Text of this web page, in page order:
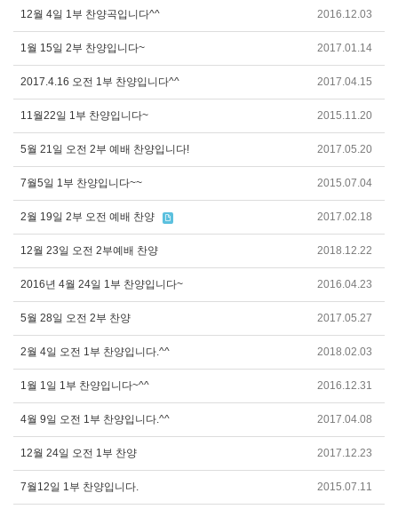
12월 4일 1부 찬양곡입니다^^ 2016.12.03
1월 15일 2부 찬양입니다~ 2017.01.14
2017.4.16 오전 1부 찬양입니다^^ 2017.04.15
11월22일 1부 찬양입니다~ 2015.11.20
5월 21일 오전 2부 예배 찬양입니다! 2017.05.20
7월5일 1부 찬양입니다~~ 2015.07.04
2월 19일 2부 오전 예배 찬양 2017.02.18
12월 23일 오전 2부예배 찬양 2018.12.22
2016년 4월 24일 1부 찬양입니다~ 2016.04.23
5월 28일 오전 2부 찬양 2017.05.27
2월 4일 오전 1부 찬양입니다.^^ 2018.02.03
1월 1일 1부 찬양입니다~^^ 2016.12.31
4월 9일 오전 1부 찬양입니다.^^ 2017.04.08
12월 24일 오전 1부 찬양 2017.12.23
7월12일 1부 찬양입니다. 2015.07.11